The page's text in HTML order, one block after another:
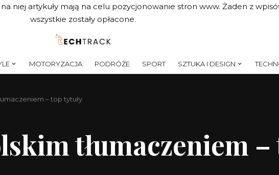
niej artykuły mają na celu pozycjonowanie stron www. Żaden z
wszystkie zostały opłacone.
MOTORYZACJA PODRÓŻE SPORT SZTUKA I DESIGN
– top tytuły
tłumaczeniem –